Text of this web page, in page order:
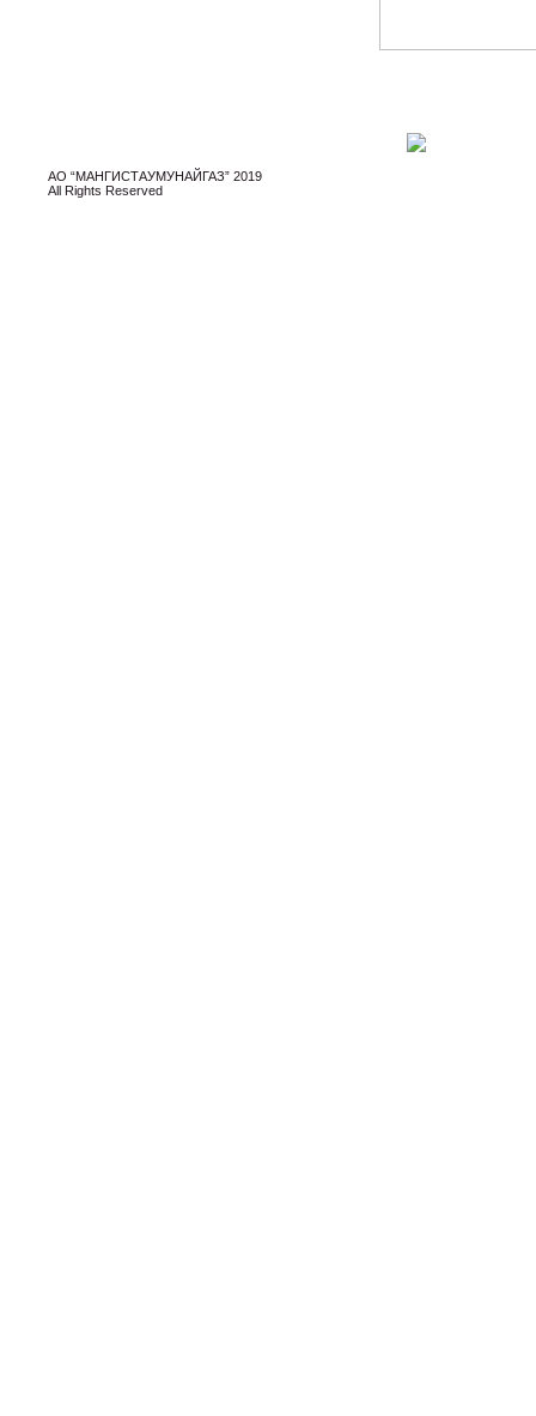
АО “МАНГИСТАУМУНАЙГАЗ” 2019
All Rights Reserved